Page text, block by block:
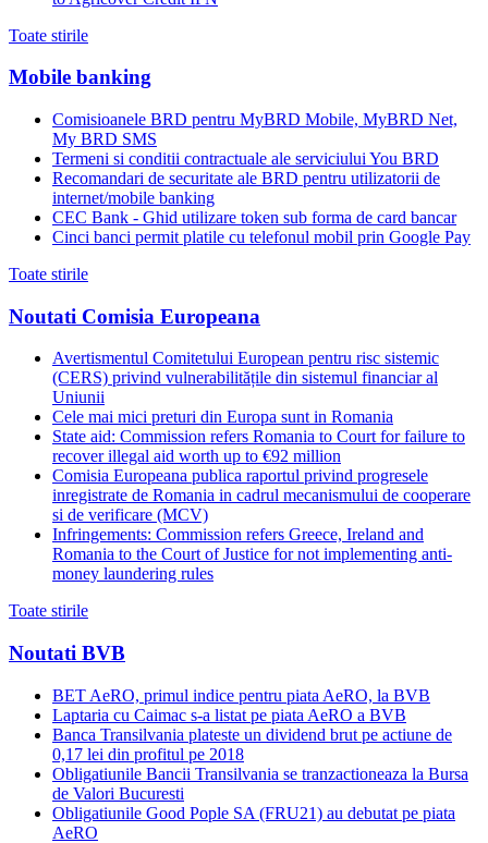
Toate stirile
Mobile banking
Comisioanele BRD pentru MyBRD Mobile, MyBRD Net,
My BRD SMS
Termeni si conditii contractuale ale serviciului You BRD
Recomandari de securitate ale BRD pentru utilizatorii de
internet/mobile banking
CEC Bank - Ghid utilizare token sub forma de card bancar
Cinci banci permit platile cu telefonul mobil prin Google Pay
Toate stirile
Noutati Comisia Europeana
Avertismentul Comitetului European pentru risc sistemic
(CERS) privind vulnerabilitățile din sistemul financiar al
Uniunii
Cele mai mici preturi din Europa sunt in Romania
State aid: Commission refers Romania to Court for failure to
recover illegal aid worth up to €92 million
Comisia Europeana publica raportul privind progresele
inregistrate de Romania in cadrul mecanismului de cooperare
si de verificare (MCV)
Infringements: Commission refers Greece, Ireland and
Romania to the Court of Justice for not implementing anti-
money laundering rules
Toate stirile
Noutati BVB
BET AeRO, primul indice pentru piata AeRO, la BVB
Laptaria cu Caimac s-a listat pe piata AeRO a BVB
Banca Transilvania plateste un dividend brut pe actiune de
0,17 lei din profitul pe 2018
Obligatiunile Bancii Transilvania se tranzactioneaza la Bursa
de Valori Bucuresti
Obligatiunile Good Pople SA (FRU21) au debutat pe piata
AeRO